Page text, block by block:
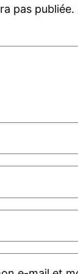
pas publiée.